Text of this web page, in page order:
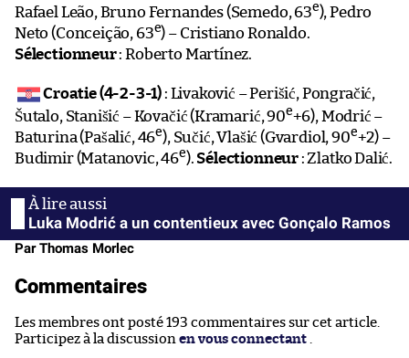
Rafael Leão, Bruno Fernandes (Semedo, 63e), Pedro
Neto (Conceição, 63e) – Cristiano Ronaldo.
Sélectionneur: Roberto Martínez.
Croatie (4-2-3-1) : Livaković – Perišić, Pongračić,
Šutalo, Stanišić – Kovačić (Kramarić, 90e+6), Modrić –
Baturina (Pašalić, 46e), Sučić, Vlašić (Gvardiol, 90e+2) –
Budimir (Matanovic, 46e). Sélectionneur : Zlatko Dalić.
Luka Modrić a un contentieux avec Gonçalo Ramos
Par Thomas Morlec
Commentaires
Les membres ont posté 193 commentaires sur cet article.
Participez à la discussion en vous connectant .